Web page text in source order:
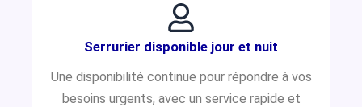
Serrurier disponible jour et nuit
Une disponibilité continue pour répondre à vos
besoins urgents, avec un service rapide et